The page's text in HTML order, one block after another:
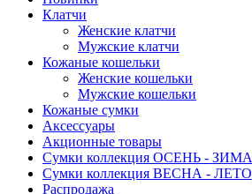
Клатчи
Женские клатчи
Мужские клатчи
Кожаные кошельки
Женские кошельки
Мужские кошельки
Кожаные сумки
Аксессуары
Акционные товары
Сумки коллекция ОСЕНЬ - ЗИМА
Сумки коллекция ВЕСНА - ЛЕТО
Распродажа